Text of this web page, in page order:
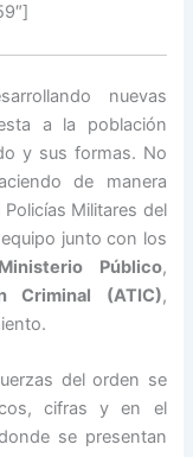
nuevas
a la población
y sus formas. No
de manera
Militares del
junto con los
Ministerio Público,
Criminal (ATIC),
del orden se
cifras y en el
se presentan